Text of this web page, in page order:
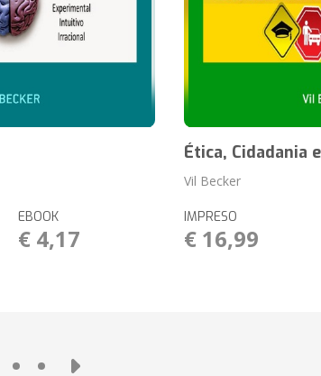
EBOOK
€ 4,17
Ética, Cidadania
Vil Becker
IMPRESO
€ 16,99